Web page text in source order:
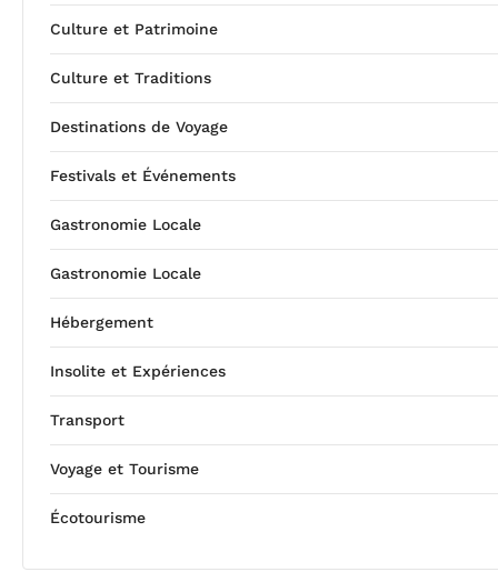
Culture et Patrimoine
Culture et Traditions
Destinations de Voyage
Festivals et Événements
Gastronomie Locale
Gastronomie Locale
Hébergement
Insolite et Expériences
Transport
Voyage et Tourisme
Écotourisme